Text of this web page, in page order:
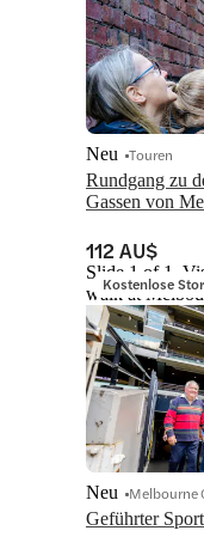
Rundgang zu
Gassen von
Neu Touren
112 AU$
Kostenlose
Slide 1 of 1,
walk at
Geführter
Neu Melbourne